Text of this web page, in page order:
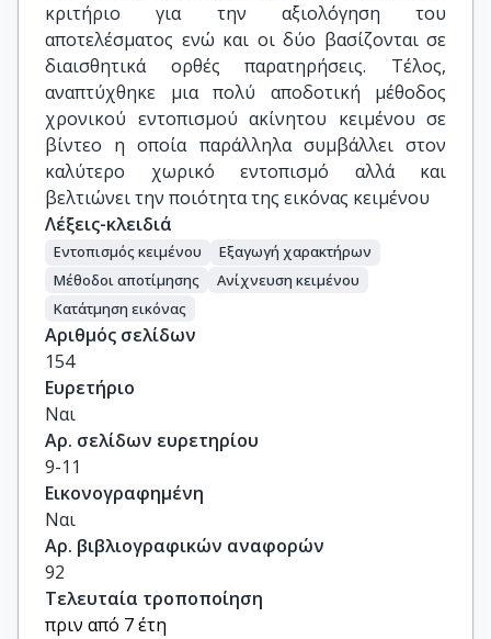
κριτήριο για την αξιολόγηση του
αποτελέσματος ενώ και οι δύο βασίζονται σε
διαισθητικά ορθές παρατηρήσεις. Τέλος,
αναπτύχθηκε μια πολύ αποδοτική μέθοδος
χρονικού εντοπισμού ακίνητου κειμένου σε
βίντεο η οποία παράλληλα συμβάλλει στον
καλύτερο χωρικό εντοπισμό αλλά και
βελτιώνει την ποιότητα της εικόνας κειμένου
Λέξεις-κλειδιά
Εντοπισμός κειμένου
Εξαγωγή χαρακτήρων
Μέθοδοι αποτίμησης
Ανίχνευση κειμένου
Κατάτμηση εικόνας
Αριθμός σελίδων
154
Ευρετήριο
Ναι
Αρ. σελίδων ευρετηρίου
9-11
Εικονογραφημένη
Ναι
Αρ. βιβλιογραφικών αναφορών
92
Τελευταία τροποποίηση
πριν από 7 έτη